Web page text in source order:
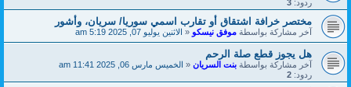
ردود: 3
مختصر خرافة اشتقاق أو تقارب اسمي سوريا/ سريان، وأشور
آخر مشاركة بواسطةموفق نيسكو«الاثنين يوليو 07, 2025 5:19 am
هل يجوز قطع صلة الرحم
آخر مشاركة بواسطةبنت السريان«الخميس مارس 06, 2025 11:41 am
ردود: 2